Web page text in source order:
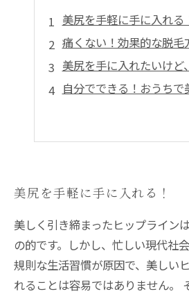
美尻を手軽に手に入れる
痛くない！効果的な脱毛
美尻を手に入れたいけ
自分でできる！おうち
美尻を手軽に手に入れる！
美しく引き締まったヒップライン
の的です。しかし、忙しい現代社
規則な生活習慣が原因で、美しい
れることは容易ではありません。